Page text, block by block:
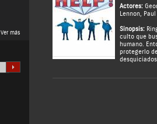
Ver más
Actores:
Lennon,
Sinopsis:
culto que
humano.
protegerlo